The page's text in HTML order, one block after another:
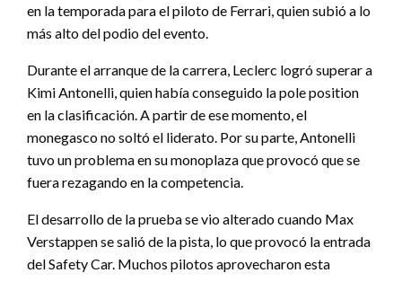
en la temporada para el piloto de Ferrari, quien subió a lo
más alto del podio del evento.
Durante el arranque de la carrera, Leclerc logró superar a
Kimi Antonelli, quien había conseguido la pole position
en la clasificación. A partir de ese momento, el
monegasco no soltó el liderato. Por su parte, Antonelli
tuvo un problema en su monoplaza que provocó que se
fuera rezagando en la competencia.
El desarrollo de la prueba se vio alterado cuando Max
Verstappen se salió de la pista, lo que provocó la entrada
del Safety Car. Muchos pilotos aprovecharon esta